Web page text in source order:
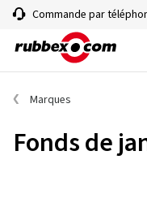
Commande par
Marques
Fonds de